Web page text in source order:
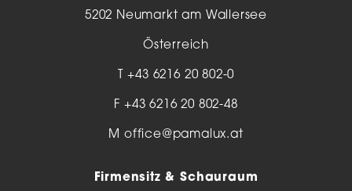
5202 Neumarkt am Wallersee
Österreich
T+43 6216 20 802-0
F +43 6216 20 802-48
M office@pamalux.at
Firmensitz & Schauraum